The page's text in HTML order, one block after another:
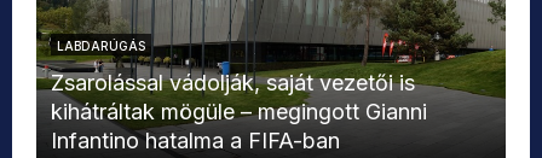
LABDARÚGÁS
Zsarolással vádolják, saját vezetői is
kihátráltak mögüle – megingott Gianni
Infantino hatalma a FIFA-ban